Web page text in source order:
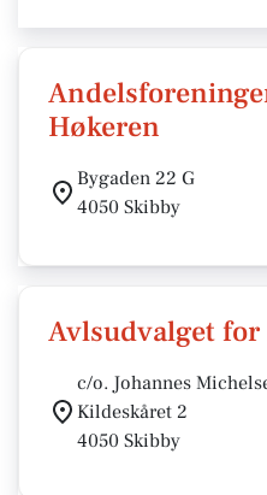
Høkeren
Bygaden 22 G
4050 Skibby
Avlsudvalget
c/o. Johannes
Kildeskåret 2
4050 Skibby